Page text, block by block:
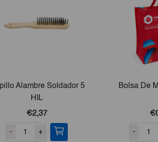
Alambre Soldador 5
HIL
€2,37
- +
Bolsa De
-